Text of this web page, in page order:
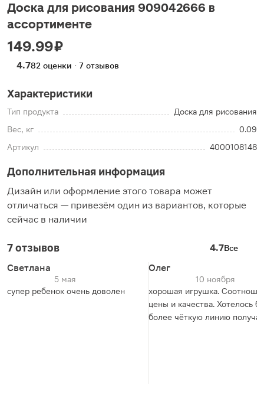
Доска для рисования 909042666 в
ассортименте
149.99 ₽
4.782 оценки · 7 отзывов
Характеристики
Тип продукта
Доска для рисования
Вес, кг
0.09
Артикул
4000108148
Дополнительная информация
Дизайн или оформление этого товара может
отличаться — привезём один из вариантов, которые
сейчас в наличии
7 отзывов 4.7Все
Светлана
5 мая
супер ребенок очень доволен
Олег
10 ноября
хорошая игрушка.
цены и качества. Хотелось
более чёткую линию